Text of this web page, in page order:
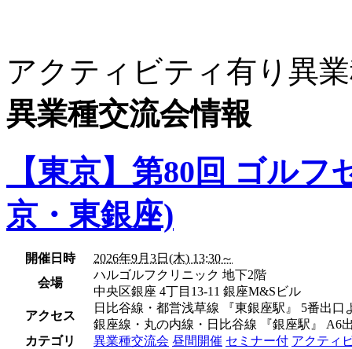
アクティビティ有り異
異業種交流会情報
【東京】第80回 ゴル
京・東銀座)
開催日時
2026年9月3日(木) 13:30～
会場
ハルゴルフクリニック 地下2階
中央区銀座 4丁目13-11 銀座M&Sビル
アクセス
日比谷線・都営浅草線 『東銀座駅』 5番出口
銀座線・丸の内線・日比谷線 『銀座駅』 A6
カテゴリ
異業種交流会 昼間開催 セミナー付 アクティ